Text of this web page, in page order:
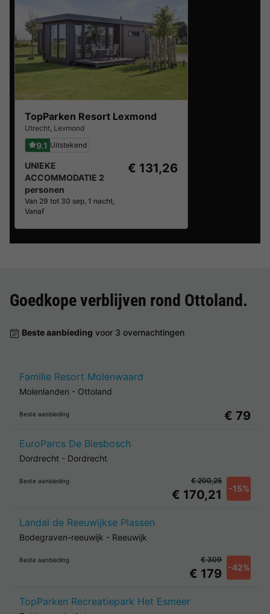
TopParken Resort Lexmond
Utrecht, Lexmond
9.1 Uitstekend
UNIEKE
ACCOMMODATIE 2
personen
Van 29 tot 30 sep, 1 nacht,
Vanaf
€ 131,26
Goedkope verblijven rond Ottoland.
Beste aanbieding voor 3 overnachtingen
Familie Resort Molenwaard
Molenlanden - Ottoland
Beste aanbieding € 79
EuroParcs De Biesbosch
Dordrecht - Dordrecht
Beste aanbieding
€ 170,21 -15%
€ 200,25
Landal de Reeuwijkse Plassen
Bodegraven-reeuwijk - Reeuwijk
Beste aanbieding
€ 179 -42%
€ 309
TopParken Recreatiepark Het Esmeer